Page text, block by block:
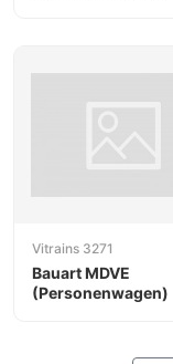
Vitrains 3271
Bauart MDVE
(Personenwagen)